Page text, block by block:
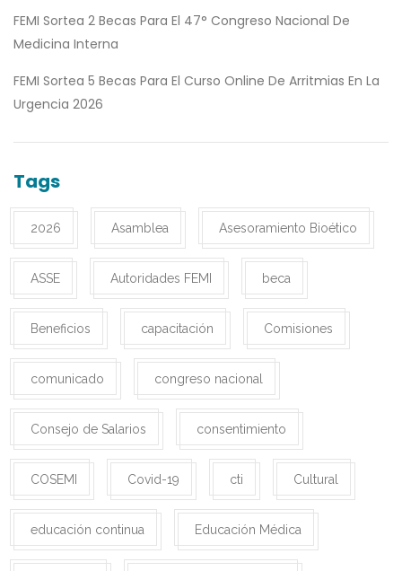
FEMI Sortea 2 Becas Para El 47° Congreso Nacional De
Medicina Interna
FEMI Sortea 5 Becas Para El Curso Online De Arritmias En La
Urgencia 2026
Tags
2026 Asamblea Asesoramiento Bioético
ASSE Autoridades FEMI beca
Beneficios capacitación Comisiones
comunicado congreso nacional
Consejo de Salarios consentimiento
COSEMI Covid-19 cti Cultural
educación continua Educación Médica